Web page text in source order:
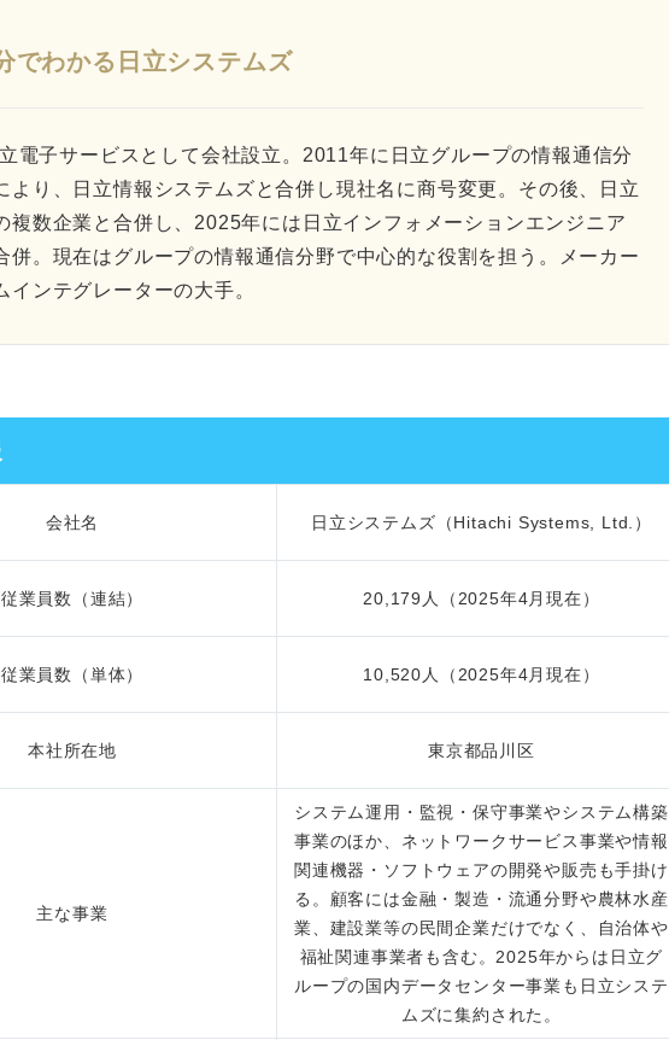
でわかる日立システムズ
電子サービスとして会社設立。2011年に日立グループの情報通信分
より、日立情報システムズと合併し現社名に商号変更。その後、日立
複数企業と合併し、2025年には日立インフォメーションエンジニア
併。現在はグループの情報通信分野で中心的な役割を担う。メーカー
インテグレーターの大手。
会社名 日立システムズ（Hitachi Systems, Ltd.）
従業員数（連結） 20,179人（2025年4月現在）
従業員数（単体） 10,520人（2025年4月現在）
本社所在地 東京都品川区
主な事業
システム運用・監視・保守事業やシステム構築
事業のほか、ネットワークサービス事業や情報
関連機器・ソフトウェアの開発や販売も手掛け
る。顧客には金融・製造・流通分野や農林水産
業、建設業等の民間企業だけでなく、自治体や
福祉関連事業者も含む。2025年からは日立グ
ループの国内データセンター事業も日立システ
ムズに集約された。